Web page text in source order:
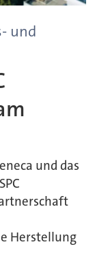
und
und das
Herstellung